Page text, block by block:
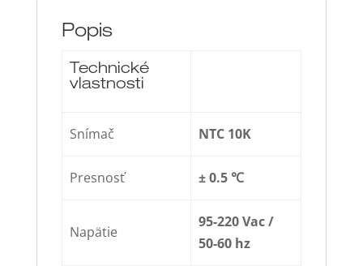
Popis
Technické
vlastnosti
Snímač NTC 10K
Presnosť ± 0.5 ℃
Napätie
95-220 Vac /
50-60 hz